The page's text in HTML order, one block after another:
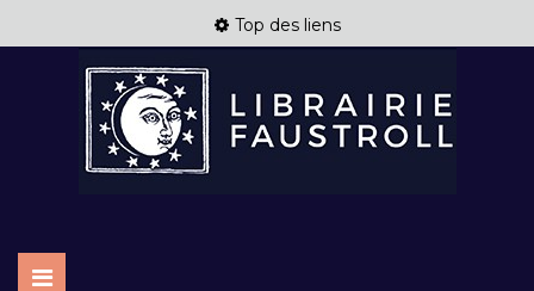
Top des liens
Basculer